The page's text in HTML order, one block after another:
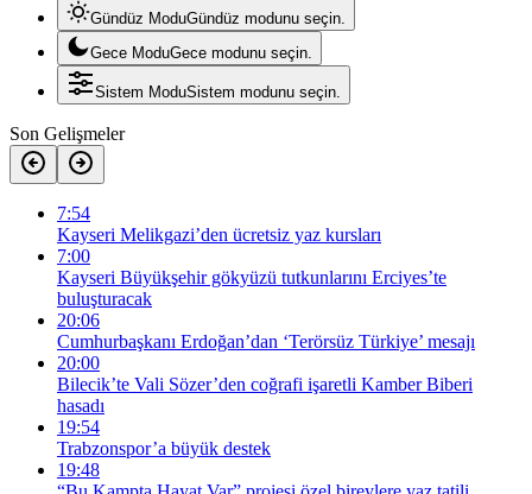
Gündüz ModuGündüz modunu seçin.
Gece ModuGece modunu seçin.
Sistem ModuSistem modunu seçin.
Son Gelişmeler
7:54
Kayseri Melikgazi’den ücretsiz yaz kursları
7:00
Kayseri Büyükşehir gökyüzü tutkunlarını Erciyes’te
buluşturacak
20:06
Cumhurbaşkanı Erdoğan’dan ‘Terörsüz Türkiye’ mesajı
20:00
Bilecik’te Vali Sözer’den coğrafi işaretli Kamber Biberi
hasadı
19:54
Trabzonspor’a büyük destek
19:48